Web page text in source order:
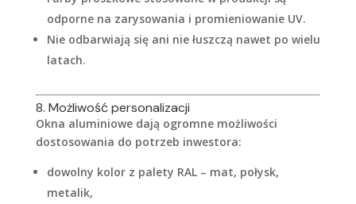
odporne na zarysowania i promieniowanie UV.
Nie odbarwiają się ani nie łuszczą nawet po wielu
latach.
8. Możliwość personalizacji
Okna aluminiowe dają ogromne możliwości
dostosowania do potrzeb inwestora:
dowolny kolor z palety RAL – mat, połysk,
metalik,